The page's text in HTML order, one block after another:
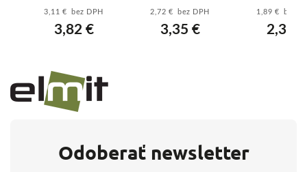
čierny - 5-žilový
výkonné varné
3,11 € bez DPH
3,82 €
10A B 6kA
Moeller
2,72 € bez DPH
3,35 €
medený
prívod pre
1,89 € bez
2,33 €
Odoberať newsletter